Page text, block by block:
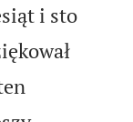
i sto